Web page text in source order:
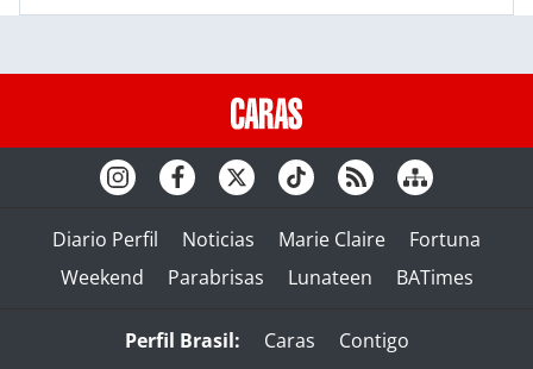
Diario Perfil Noticias Marie Claire
Fortuna
Weekend
Parabrisas Lunateen BATimes
Perfil Brasil: Caras
Contigo